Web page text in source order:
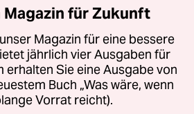
Magazin für Zukunft
Magazin für eine bessere
jährlich vier Ausgaben für
erhalten Sie eine Ausgabe von
Buch „Was wäre, wenn
Vorrat reicht).